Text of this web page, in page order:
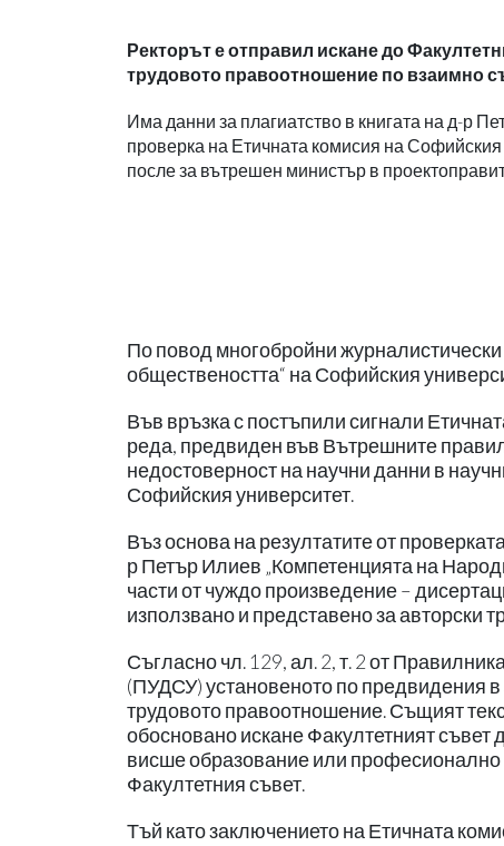
Ректорът е отправил искане до
трудовото правоотношение по взаимно
Има данни за плагиатство в книгата на д-р
проверка на Етичната комисия на
после за вътрешен министър в
По повод многобройни
обществеността“ на Софийския
Във връзка с постъпили сигнали
реда, предвиден във Вътрешните
недостоверност на научни данни в
Софийския университет.
Въз основа на резултатите от
р Петър Илиев „Компетенцията на
части от чуждо произведение –
използвано и представено за авторски
Съгласно чл. 129, ал. 2, т. 2 от
(ПУДСУ) установеното по предвидения в
трудовото правоотношение. Същият
обосновано искане Факултетният съвет
висше образование или професионално
Факултетния съвет.
Тъй като заключението на Етичната